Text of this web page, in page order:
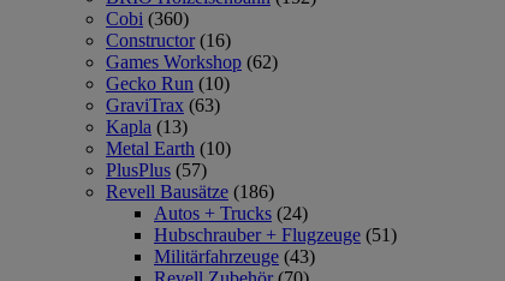
Cobi (360)
Constructor (16)
Games Workshop (62)
Gecko Run (10)
GraviTrax (63)
Kapla (13)
Metal Earth (10)
PlusPlus (57)
Revell Bausätze (186)
Autos + Trucks (24)
Hubschrauber + Flugzeuge (51)
Militärfahrzeuge (43)